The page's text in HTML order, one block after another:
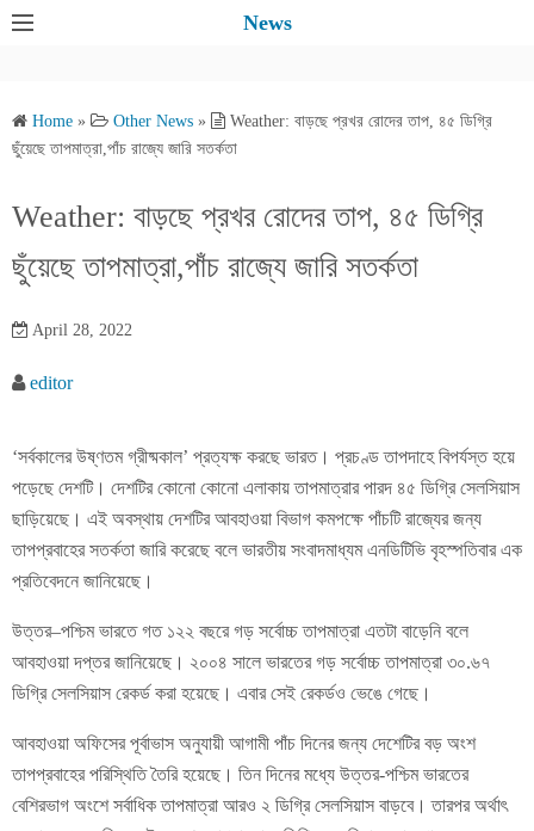
News
Home » Other News »
Weather: বাড়ছে প্রখর রোদের তাপ, ৪৫ ডিগ্রি
ছুঁয়েছে তাপমাত্রা,পাঁচ রাজ্যে জারি সতর্কতা
Weather: বাড়ছে প্রখর রোদের তাপ, ৪৫ ডিগ্রি
ছুঁয়েছে তাপমাত্রা,পাঁচ রাজ্যে জারি সতর্কতা
April 28, 2022
editor
‘সর্বকালের উষ্ণতম গ্রীষ্মকাল’ প্রত্যক্ষ করছে ভারত। প্রচণ্ড তাপদাহে বিপর্যস্ত হয়ে
পড়েছে দেশটি। দেশটির কোনো কোনো এলাকায় তাপমাত্রার পারদ ৪৫ ডিগ্রি সেলসিয়াস
ছাড়িয়েছে। এই অবস্থায় দেশটির আবহাওয়া বিভাগ কমপক্ষে পাঁচটি রাজ্যের জন্য
তাপপ্রবাহের সতর্কতা জারি করেছে বলে ভারতীয় সংবাদমাধ্যম এনডিটিভি বৃহস্পতিবার এক
প্রতিবেদনে জানিয়েছে।
উত্তর–পশ্চিম ভারতে গত ১২২ বছরে গড় সর্বোচ্চ তাপমাত্রা এতটা বাড়েনি বলে
আবহাওয়া দপ্তর জানিয়েছে। ২০০৪ সালে ভারতের গড় সর্বোচ্চ তাপমাত্রা ৩০.৬৭
ডিগ্রি সেলসিয়াস রেকর্ড করা হয়েছে। এবার সেই রেকর্ডও ভেঙে গেছে।
আবহাওয়া অফিসের পূর্বাভাস অনুযায়ী আগামী পাঁচ দিনের জন্য দেশেটির বড় অংশ
তাপপ্রবাহের পরিস্থিতি তৈরি হয়েছে। তিন দিনের মধ্যে উত্তর-পশ্চিম ভারতের
বেশিরভাগ অংশে সর্বাধিক তাপমাত্রা আরও ২ ডিগ্রি সেলসিয়াস বাড়বে। তারপর অর্থাৎ